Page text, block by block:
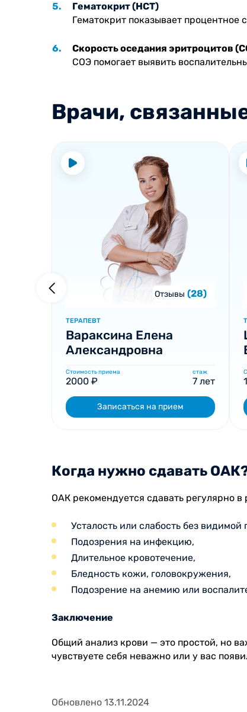
Гематокрит (HCT)
Гематокрит показывает процентное
Скорость оседания эритроцитов
СОЭ помогает выявить
Врачи,
Отзывы (28)
ТЕРАПЕВТ
Вараксина Елена
Александровна
Стоимость приема
2000 ₽
стаж
7 лет
Записаться на прием
Когда нужно сдавать
ОАК рекомендуется сдавать регулярно
Усталость или слабость без видимой
Подозрения на инфекцию,
Длительное кровотечение,
Бледность кожи, головокружения,
Подозрение на анемию или
Заключение
Общий анализ крови — это простой, но
чувствуете себя неважно или у вас
Обновлено 13.11.2024